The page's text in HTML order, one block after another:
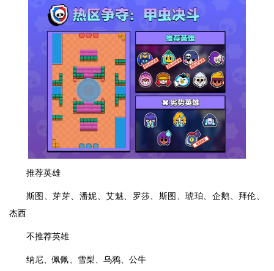
推荐英雄
斯图、芽芽、潘妮、艾魅、罗莎、斯图、琥珀、企鹅、拜伦、
杰西
不推荐英雄
纳尼、佩佩、雪梨、乌鸦、公牛